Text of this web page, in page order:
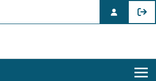
DÉCÈS DE COLETTE